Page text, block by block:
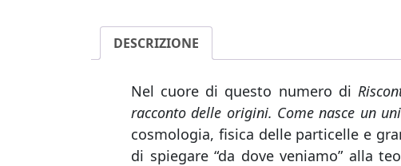
DESCRIZIONE
Nel cuore di questo numero di
racconto delle origini. Come nasce un
cosmologia, fisica delle particelle e
di spiegare “da dove veniamo” alla